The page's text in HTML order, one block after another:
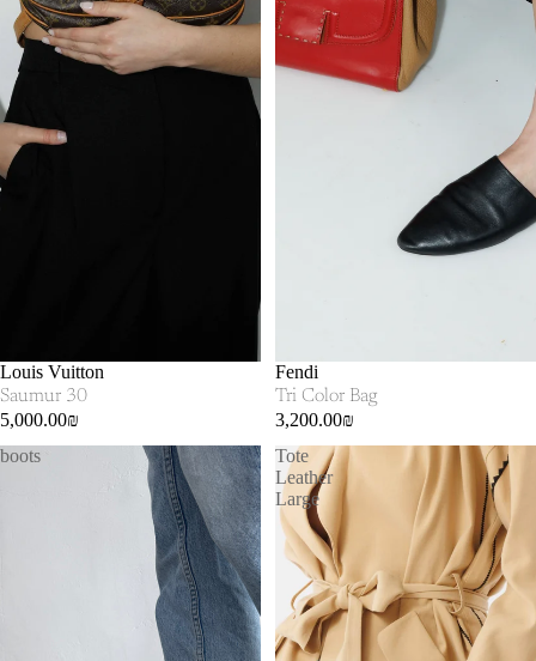
SOLD OUT
Louis Vuitton
Saumur 30
5,000.00₪
SOLD OUT
Fendi
Tri Color Bag
3,200.00₪
boots
Tote
Leather
Large